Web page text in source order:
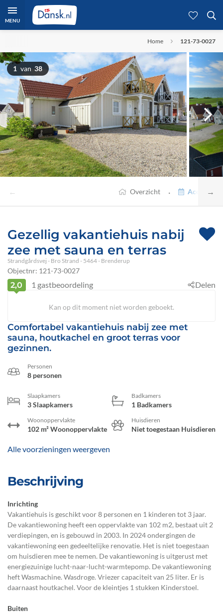
MENU
Home 121-73-0027
1 van 38
← →
Overzicht ·
Gezellig vakantiehuis nabij
zee met sauna en terras
Strandgårdsvej - Bro Strand - 5464 - Brenderup
Objectnr: 121-73-0027
Comfortabel vakantiehuis nabij zee met
sauna, houtkachel en groot terras voor
gezinnen.
Personen
8 personen
Slaapkamers
3 Slaapkamers
Badkamers
1 Badkamers
Woonoppervlakte
102 m² Woonoppervlakte
Huisdieren
Niet toegestaan Huisdieren
Alle voorzieningen weergeven
Beschrijving
Inrichting
Vakantiehuis is geschikt voor 8 personen en 1 kinderen tot 3 jaar.
De vakantiewoning heeft een oppervlakte van 102 m2, bestaat uit 2
verdiepingen, en is gebouwd in 2003. In 2024 ondergingen de
vakantiewoning een gedeeltelijke renovatie. Het is niet toegestaan
om huisdieren mee te nemen. De vakantiewoning is uitgerust met
energiezuinige lucht-naar-lucht-warmtepomp. De vakantiewoning
heft Wasmachine. Wasdroge. Vriezer capaciteit van 25 liter. Er is
daarnaast houtkachel. Voor de kleintjes 1 stukken Kinderstoel.
Buiten
2,0 1 gastbeoordeling Delen
Kan op dit moment niet worden geboekt.